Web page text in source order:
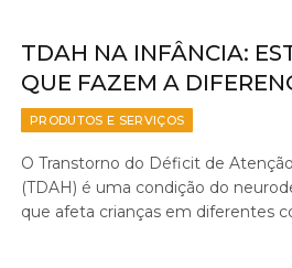
TDAH NA INFÂNCIA:
QUE FAZEM A
PRODUTOS E SERVIÇOS
O Transtorno do Déficit de
(TDAH) é uma condição do
que afeta crianças em diferentes